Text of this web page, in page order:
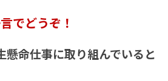
でどうぞ！
懸命仕事に取り組んでいると